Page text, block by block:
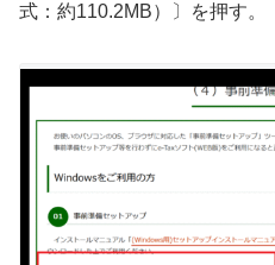
式：約110.2MB）〕を押す。